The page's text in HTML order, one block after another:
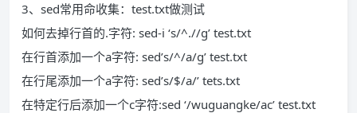
3、sed常用命收集：test.txt做测试
如何去掉行首的.字符: sed-i ‘s/^.//g’ test.txt
在行首添加一个a字符: sed’s/^/a/g’ test.txt
在行尾添加一个a字符: sed’s/$/a/’ tets.txt
在特定行后添加一个c字符:sed ‘/wuguangke/ac’ test.txt